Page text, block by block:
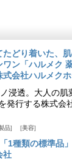
たどり着いた、
ン「ハルメク
会社ハルメク
浸透。大人の
行する株式会
品 美容
1種類の標準品
社